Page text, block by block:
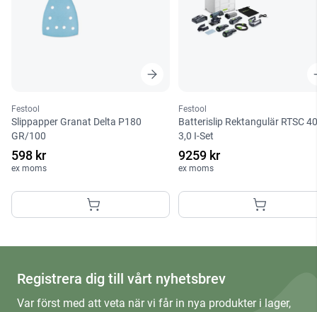
Festool
Slippapper Granat Delta P180
GR/100
598 kr
ex moms
Festool
Batterislip Rektangulär RTSC
3,0 I-Set
9259 kr
ex moms
Registrera dig till vårt nyhetsbrev
Var först med att veta när vi får in nya produkter i lager,